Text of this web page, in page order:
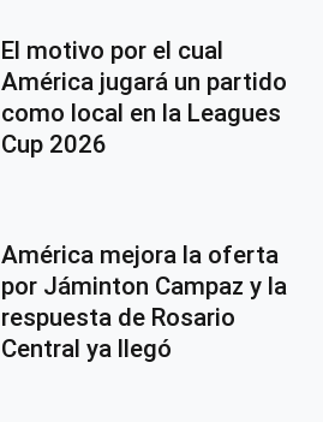
El motivo por el cual
América jugará un partido
como local en la Leagues
Cup 2026
América mejora la oferta
por Jáminton Campaz y la
respuesta de Rosario
Central ya llegó